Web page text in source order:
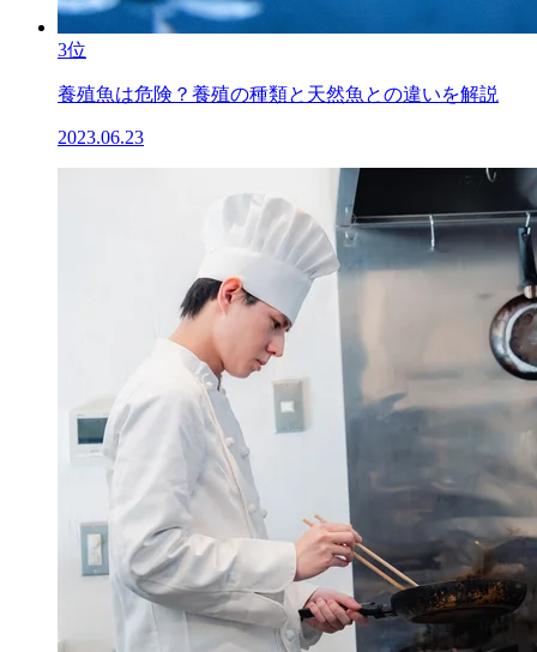
3位
養殖魚は危険？養殖の種類と天然魚との違いを解説
2023.06.23